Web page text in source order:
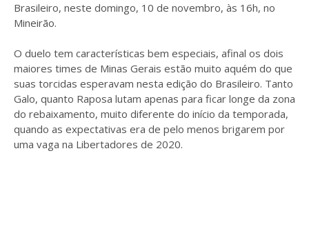
Brasileiro, neste domingo, 10 de novembro, às 16h, no
Mineirão.
O duelo tem características bem especiais, afinal os dois
maiores times de Minas Gerais estão muito aquém do que
suas torcidas esperavam nesta edição do Brasileiro. Tanto
Galo, quanto Raposa lutam apenas para ficar longe da zona
do rebaixamento, muito diferente do início da temporada,
quando as expectativas era de pelo menos brigarem por
uma vaga na Libertadores de 2020.